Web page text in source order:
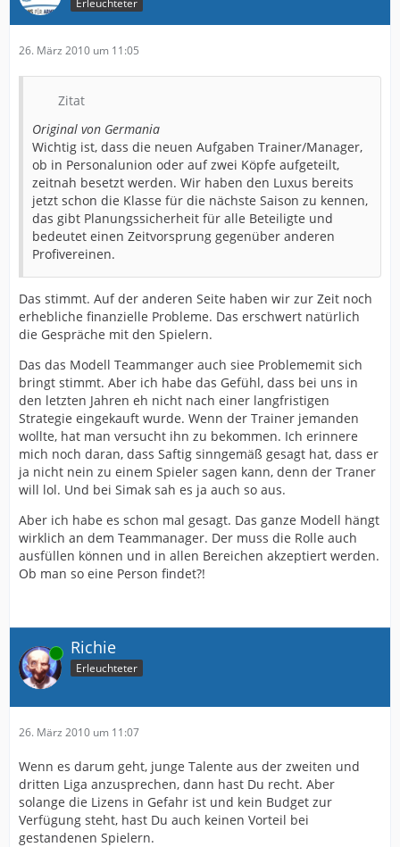
Erleuchteter
26. März 2010 um 11:05
Zitat
Original von Germania
Wichtig ist, dass die neuen Aufgaben Trainer/Manager,
ob in Personalunion oder auf zwei Köpfe aufgeteilt,
zeitnah besetzt werden. Wir haben den Luxus bereits
jetzt schon die Klasse für die nächste Saison zu kennen,
das gibt Planungssicherheit für alle Beteiligte und
bedeutet einen Zeitvorsprung gegenüber anderen
Profivereinen.
Das stimmt. Auf der anderen Seite haben wir zur Zeit noch
erhebliche finanzielle Probleme. Das erschwert natürlich
die Gespräche mit den Spielern.
Das das Modell Teammanger auch siee Problememit sich
bringt stimmt. Aber ich habe das Gefühl, dass bei uns in
den letzten Jahren eh nicht nach einer langfristigen
Strategie eingekauft wurde. Wenn der Trainer jemanden
wollte, hat man versucht ihn zu bekommen. Ich erinnere
mich noch daran, dass Saftig sinngemäß gesagt hat, dass er
ja nicht nein zu einem Spieler sagen kann, denn der Traner
will lol. Und bei Simak sah es ja auch so aus.
Aber ich habe es schon mal gesagt. Das ganze Modell hängt
wirklich an dem Teammanager. Der muss die Rolle auch
ausfüllen können und in allen Bereichen akzeptiert werden.
Ob man so eine Person findet?!
Online Richie
Erleuchteter
26. März 2010 um 11:07
Wenn es darum geht, junge Talente aus der zweiten und
dritten Liga anzusprechen, dann hast Du recht. Aber
solange die Lizens in Gefahr ist und kein Budget zur
Verfügung steht, hast Du auch keinen Vorteil bei
gestandenen Spielern.